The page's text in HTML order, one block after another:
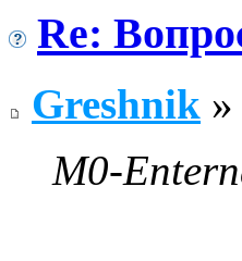
Re:
Greshnik
M0-